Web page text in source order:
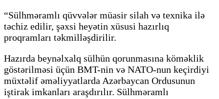
“Sülhməramlı qüvvələr müasir silah və texnika ilə
təchiz edilir, şəxsi heyətin xüsusi hazırlıq
proqramları təkmilləşdirilir.
Hazırda beynəlxalq sülhün qorunmasına köməklik
göstərilməsi üçün BMT-nin və NATO-nun keçirdiyi
müxtəlif əməliyyatlarda Azərbaycan Ordusunun
iştirak imkanları araşdırılır. Sülhməramlı